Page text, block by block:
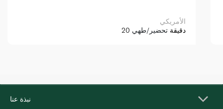
الأمريكي
20 دقيقة تحضير/طهي
نبذة عنا